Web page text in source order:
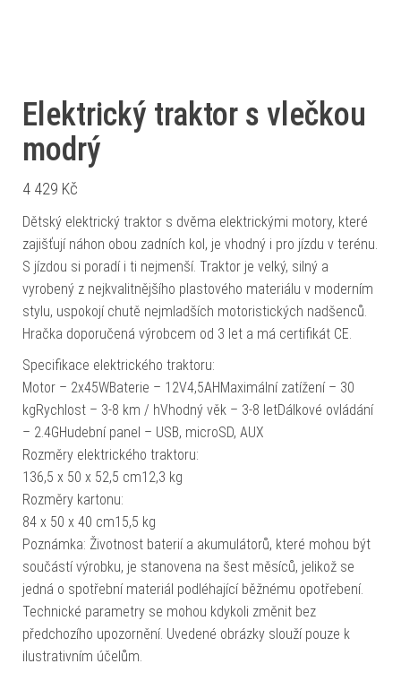
Elektrický traktor s vlečkou
modrý
4 429 Kč
Dětský elektrický traktor s dvěma elektrickými motory, které
zajišťují náhon obou zadních kol, je vhodný i pro jízdu v terénu.
S jízdou si poradí i ti nejmenší. Traktor je velký, silný a
vyrobený z nejkvalitnějšího plastového materiálu v moderním
stylu, uspokojí chutě nejmladších motoristických nadšenců.
Hračka doporučená výrobcem od 3 let a má certifikát CE.
Specifikace elektrického traktoru:
Motor – 2x45WBaterie – 12V4,5AHMaximální zatížení – 30
kgRychlost – 3-8 km / hVhodný věk – 3-8 letDálkové ovládání
– 2.4GHudební panel – USB, microSD, AUX
Rozměry elektrického traktoru:
136,5 x 50 x 52,5 cm12,3 kg
Rozměry kartonu:
84 x 50 x 40 cm15,5 kg
Poznámka: Životnost baterií a akumulátorů, které mohou být
součástí výrobku, je stanovena na šest měsíců, jelikož se
jedná o spotřební materiál podléhající běžnému opotřebení.
Technické parametry se mohou kdykoli změnit bez
předchozího upozornění. Uvedené obrázky slouží pouze k
ilustrativním účelům.